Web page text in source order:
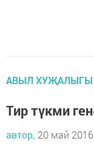
АВЫЛ ХУҖАЛЫГЫ
Тир түкми
автор, 20 май